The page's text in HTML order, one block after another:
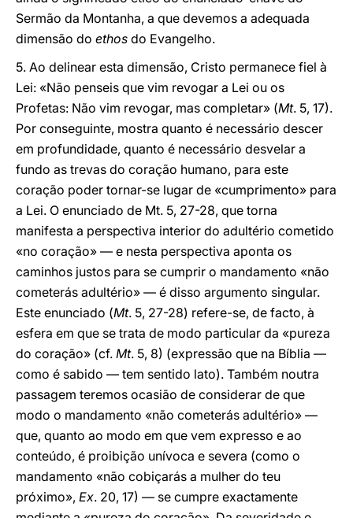
Sermão da Montanha, a que devemos a adequada
dimensão do ethos do Evangelho.
5. Ao delinear esta dimensão, Cristo permanece fiel à
Lei: «Não penseis que vim revogar a Lei ou os
Profetas: Não vim revogar, mas completar» (Mt. 5, 17).
Por conseguinte, mostra quanto é necessário descer
em profundidade, quanto é necessário desvelar a
fundo as trevas do coração humano, para este
coração poder tornar-se lugar de «cumprimento» para
a Lei. O enunciado de Mt. 5, 27-28, que torna
manifesta a perspectiva interior do adultério cometido
«no coração» — e nesta perspectiva aponta os
caminhos justos para se cumprir o mandamento «não
cometerás adultério» — é disso argumento singular.
Este enunciado (Mt. 5, 27-28) refere-se, de facto, à
esfera em que se trata de modo particular da «pureza
do coração» (cf. Mt. 5, 8) (expressão que na Bíblia —
como é sabido — tem sentido lato). Também noutra
passagem teremos ocasião de considerar de que
modo o mandamento «não cometerás adultério» —
que, quanto ao modo em que vem expresso e ao
conteúdo, é proibição unívoca e severa (como o
mandamento «não cobiçarás a mulher do teu
próximo», Ex. 20, 17) — se cumpre exactamente